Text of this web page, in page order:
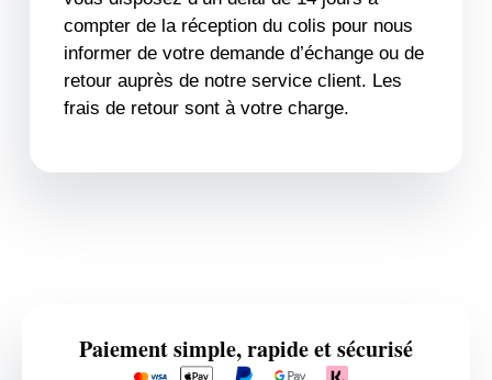
compter de la réception du colis pour nous
informer de votre demande d’échange ou de
retour auprès de notre service client. Les
frais de retour sont à votre charge.
Paiement simple, rapide et sécurisé